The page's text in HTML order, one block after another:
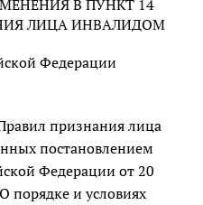
В ПУНКТ 14
ЛИЦА ИНВАЛИДОМ
Федерации
признания лица
постановлением
Федерации от 20
порядке и условиях